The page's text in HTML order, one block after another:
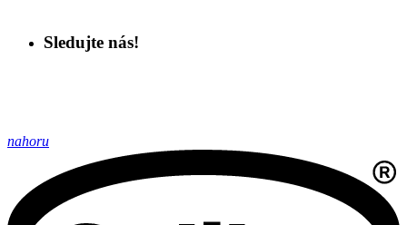
Sledujte nás!
nahoru